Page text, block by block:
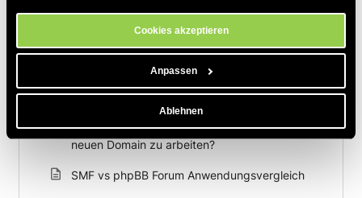
Cookies akzeptieren
Anpassen
Ablehnen
Wie deaktiviere ich die PhpBB3-Suchfunktion
für Gastbenutzer?
ERROR Sie haben einen Fehler in Ihrer SQL-
Syntax' in meinem phpBB Forum
Wie konfiguriere ich phpBB 2, um mit einer
neuen Domain zu arbeiten?
SMF vs phpBB Forum Anwendungsvergleich